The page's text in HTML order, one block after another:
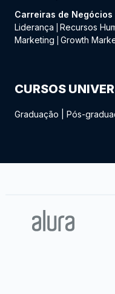
Carreiras de Negócios
Liderança
Recursos
Marketing
Growth
CURSOS
Graduação Pós-